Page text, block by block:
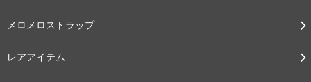
メロメロストラップ
レアアイテム